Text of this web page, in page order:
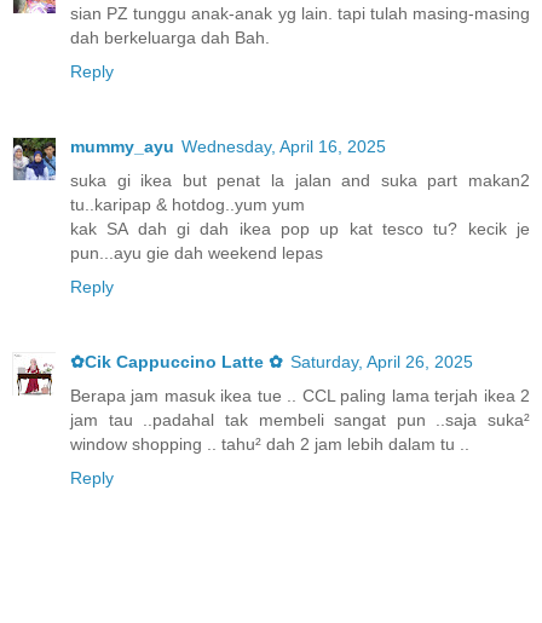
sian PZ tunggu anak-anak yg lain. tapi tulah masing-masing
dah berkeluarga dah Bah.
Reply
mummy_ayu Wednesday, April 16, 2025
suka gi ikea but penat la jalan and suka part makan2
tu..karipap & hotdog..yum yum
kak SA dah gi dah ikea pop up kat tesco tu? kecik je
pun...ayu gie dah weekend lepas
Reply
✿Cik Cappuccino Latte ✿ Saturday, April 26, 2025
Berapa jam masuk ikea tue .. CCL paling lama terjah ikea 2
jam tau ..padahal tak membeli sangat pun ..saja suka²
window shopping .. tahu² dah 2 jam lebih dalam tu ..
Reply